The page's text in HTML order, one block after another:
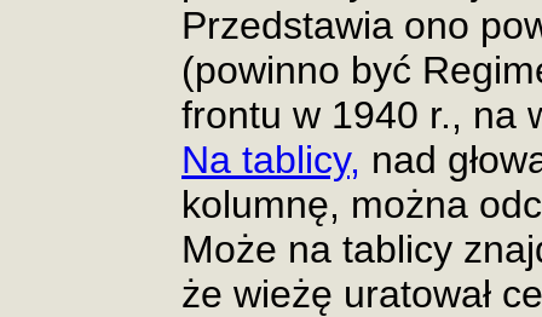
Przedstawia ono
(powinno być
frontu w 1940 r., na
Na tablicy, nad
kolumnę, można
Może na tablicy
że wieżę uratował